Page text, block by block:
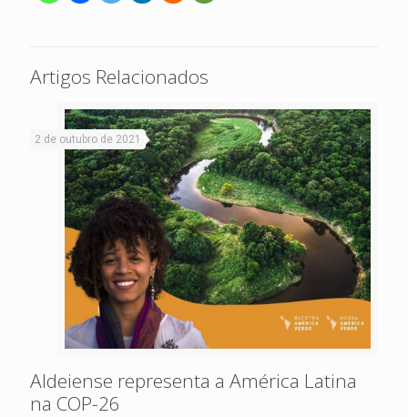
Artigos Relacionados
2 de outubro de 2021
Aldeiense representa a América Latina
na COP-26